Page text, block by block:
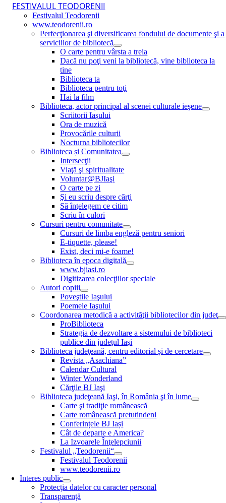
FESTIVALUL TEODORENII
Festivalul Teodorenii
www.teodorenii.ro
Perfecţionarea şi diversificarea fondului de documente şi a
serviciilor de bibliotecă
O carte pentru vârsta a treia
Dacă nu poţi veni la bibliotecă, vine biblioteca la
tine
Biblioteca ta
Biblioteca pentru toţi
Hai la film
Biblioteca, actor principal al scenei culturale ieşene
Scriitorii Iaşului
Ora de muzică
Provocările culturii
Nocturna bibliotecilor
Biblioteca și Comunitatea
Intersecţii
Viaţă şi spiritualitate
Voluntar@BJIaşi
O carte pe zi
Şi eu scriu despre cărţi
Să înţelegem ce citim
Scriu în culori
Cursuri pentru comunitate
Cursuri de limba engleză pentru seniori
E-tiquette, please!
Exist, deci mi-e foame!
Biblioteca în epoca digitală
www.bjiasi.ro
Digitizarea colecţiilor speciale
Autori copiii
Poveştile Iaşului
Poemele Iaşului
Coordonarea metodică a activităţii bibliotecilor din judeţ
ProBiblioteca
Strategia de dezvoltare a sistemului de biblioteci
publice din judeţul Iaşi
Biblioteca judeţeană, centru editorial şi de cercetare
Revista „Asachiana”
Calendar Cultural
Winter Wonderland
Cărţile BJ Iaşi
Biblioteca judeţeană Iaşi, în România şi în lume
Carte şi tradiţie românească
Carte românească pretutindeni
Conferințele BJ Iași
Cât de departe e America?
La Izvoarele Înţelepciunii
Festivalul „Teodorenii“
Festivalul Teodorenii
www.teodorenii.ro
Interes public
Protecția datelor cu caracter personal
Transparență